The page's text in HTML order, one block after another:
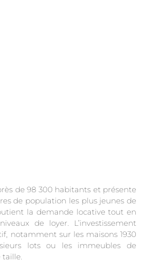
de 98 300 habitants et présente
de population les plus jeunes de
la demande locative tout en
de loyer. L’investissement
notamment sur les maisons 1930
lots ou les immeubles de